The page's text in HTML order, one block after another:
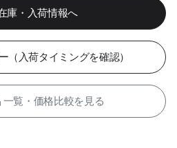
庫・入荷情報へ
（入荷タイミングを確認）
一覧・価格比較を見る